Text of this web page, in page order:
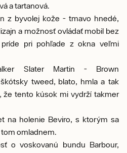
a tartanová.
z byvolej kože - tmavo hnedé,
a možnosť ovládať mobil bez
pri pohľade z okna veľmi
Slater Martin - Brown
tweed, blato, hmla a tak
že tento kúsok mi vydrží takmer
na holenie Beviro, s ktorým sa
omladnem.
o voskovanú bundu Barbour,